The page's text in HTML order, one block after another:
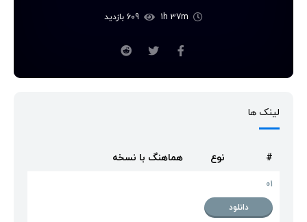
609 بازدید
لینک ها
# نوع هماهنگ با نسخه
01
دانلود